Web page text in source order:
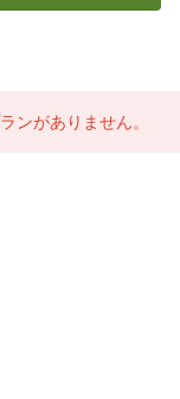
ンがありません。